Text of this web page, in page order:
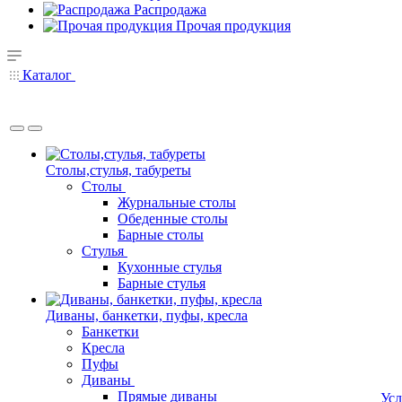
Распродажа
Прочая продукция
Каталог
Столы,стулья, табуреты
Столы
Журнальные столы
Обеденные столы
Барные столы
Стулья
Кухонные стулья
Барные стулья
Диваны, банкетки, пуфы, кресла
Банкетки
Кресла
Пуфы
Диваны
Прямые диваны